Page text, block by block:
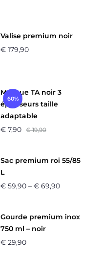
Valise premium noir
€ 179,90
60%
Masque TA noir 3
épaisseurs taille
adaptable
€ 7,90 €19,90
Sac premium roi 55/85
L
€ 59,90 – € 69,90
Gourde premium inox
750 ml – noir
€ 29,90